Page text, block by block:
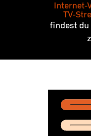
Internet-
TV-
findest du